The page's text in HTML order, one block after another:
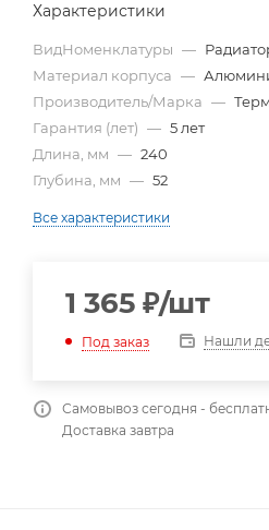
Характеристики
ВидНоменклатуры —
Материал корпуса —
Производитель/Марка —
Гарантия (лет) — 5 лет
Длина, мм — 240
Глубина, мм — 52
Все характеристики
1 365 ₽/шт
Под заказ Нашли
Самовывоз сегодня -
Доставка завтра